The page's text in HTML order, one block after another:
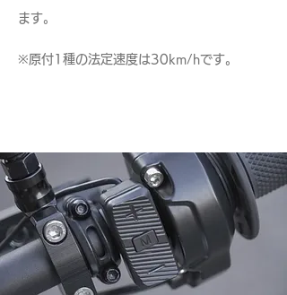
ます。
※原付1種の法定速度は30km/hです。